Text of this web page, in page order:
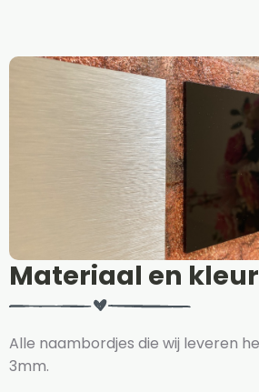
Materiaal en
Alle naambordjes die wij leveren
3mm.